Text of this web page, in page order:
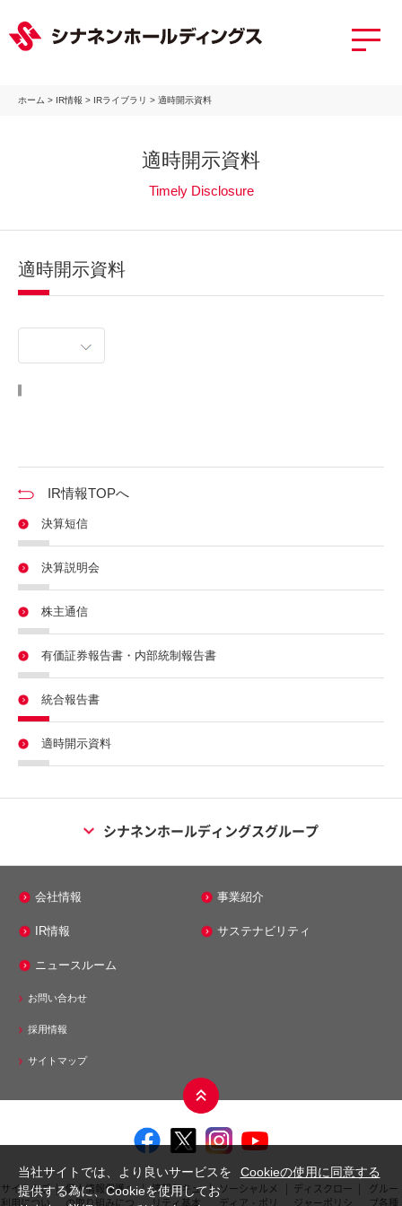
ホーム > IR情報 > IRライブラリ > 適時開示資料
適時開示資料
Timely Disclosure
適時開示資料
IR情報TOPへ
決算短信
決算説明会
株主通信
有価証券報告書・内部統制報告書
統合報告書
適時開示資料
シナネンホールディングスグループ
エネルギー事業
株式会社ミノス
シナネンサイクル株式会社
シナネンモビリティPLUS株式会社
その他事業
会社情報 事業紹介
IR情報 サステナビリティ
ニュースルーム
お問い合わせ
採用情報
サイトマップ
サイトのご
利用につい
| 個人情報保護へ
の取り組みにつ
| 情報セキュ
リティ基本
| ソーシャルメ
ディア・ポリ
| ディスクロー
ジャーポリシ
|
グルー
プ各種
Cookieの使用に同意する
当社サイトでは、より良いサービスを
提供する為に、Cookieを使用してお